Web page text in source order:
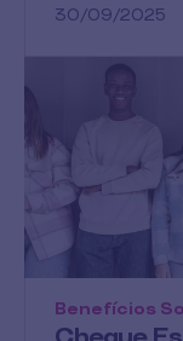
30/09/2025
Benefícios